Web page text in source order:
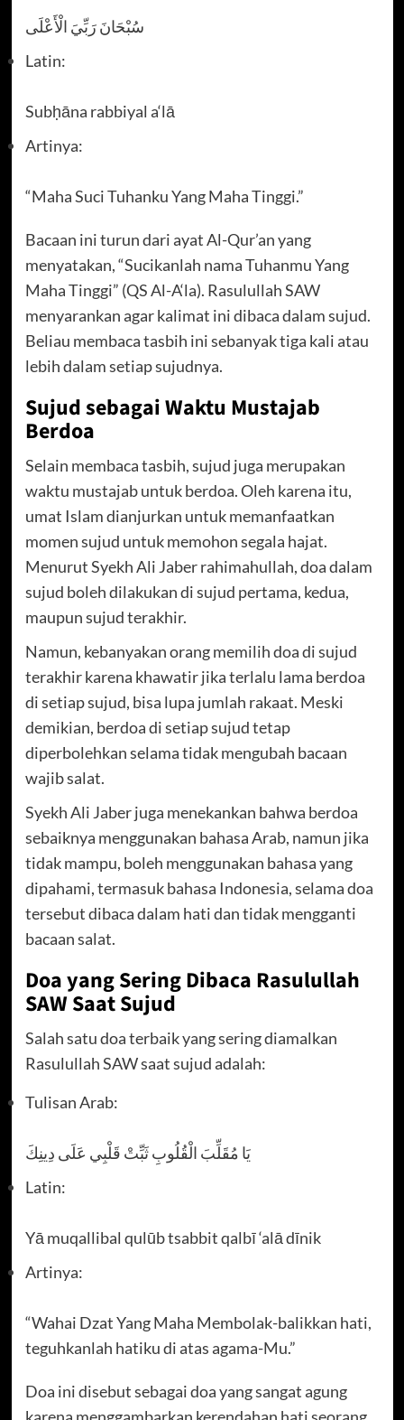
سُبْحَانَ رَبِّيَ الْأَعْلَى
Latin:
Subḥāna rabbiyal a‘lā
Artinya:
“Maha Suci Tuhanku Yang Maha Tinggi.”
Bacaan ini turun dari ayat Al-Qur’an yang
menyatakan, “Sucikanlah nama Tuhanmu Yang
Maha Tinggi” (QS Al-A‘la). Rasulullah SAW
menyarankan agar kalimat ini dibaca dalam sujud.
Beliau membaca tasbih ini sebanyak tiga kali atau
lebih dalam setiap sujudnya.
Sujud sebagai Waktu Mustajab
Berdoa
Selain membaca tasbih, sujud juga merupakan
waktu mustajab untuk berdoa. Oleh karena itu,
umat Islam dianjurkan untuk memanfaatkan
momen sujud untuk memohon segala hajat.
Menurut Syekh Ali Jaber rahimahullah, doa dalam
sujud boleh dilakukan di sujud pertama, kedua,
maupun sujud terakhir.
Namun, kebanyakan orang memilih doa di sujud
terakhir karena khawatir jika terlalu lama berdoa
di setiap sujud, bisa lupa jumlah rakaat. Meski
demikian, berdoa di setiap sujud tetap
diperbolehkan selama tidak mengubah bacaan
wajib salat.
Syekh Ali Jaber juga menekankan bahwa berdoa
sebaiknya menggunakan bahasa Arab, namun jika
tidak mampu, boleh menggunakan bahasa yang
dipahami, termasuk bahasa Indonesia, selama doa
tersebut dibaca dalam hati dan tidak mengganti
bacaan salat.
Doa yang Sering Dibaca Rasulullah
SAW Saat Sujud
Salah satu doa terbaik yang sering diamalkan
Rasulullah SAW saat sujud adalah:
Tulisan Arab:
يَا مُقَلِّبَ الْقُلُوبِ ثَبِّتْ قَلْبِي عَلَى دِينِكَ
Latin:
Yā muqallibal qulūb tsabbit qalbī ‘alā dīnik
Artinya:
“Wahai Dzat Yang Maha Membolak-balikkan hati,
teguhkanlah hatiku di atas agama-Mu.”
Doa ini disebut sebagai doa yang sangat agung